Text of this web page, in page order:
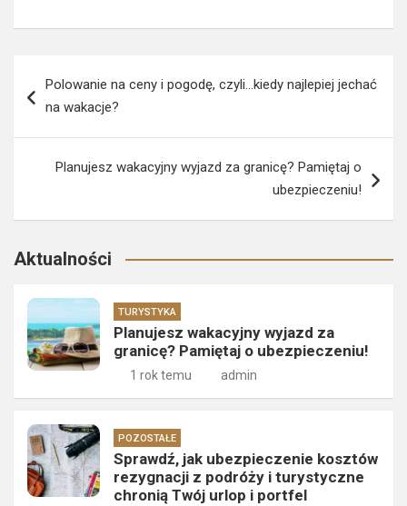
wpisu
Polowanie na ceny i pogodę, czyli…kiedy najlepiej jechać
na wakacje?
Planujesz wakacyjny wyjazd za granicę? Pamiętaj o
ubezpieczeniu!
Aktualności
TURYSTYKA
Planujesz wakacyjny wyjazd za
granicę? Pamiętaj o ubezpieczeniu!
1 rok temu admin
POZOSTAŁE
Sprawdź, jak ubezpieczenie kosztów
rezygnacji z podróży i turystyczne
chronią Twój urlop i portfel